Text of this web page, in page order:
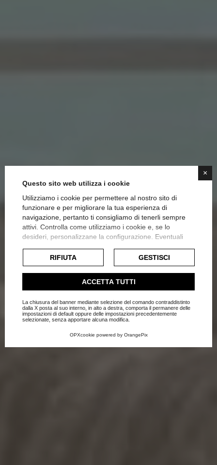
×
Questo sito web utilizza i cookie
Utilizziamo i cookie per permettere al nostro sito di
funzionare e per migliorare la tua esperienza di
navigazione, pertanto ti consigliamo di tenerli sempre
attivi. Controlla come utilizziamo i cookie e, se lo
desideri, personalizzane la configurazione. Eventuali
esclusivamente previa acquisizione del consenso
dell'utente.
Consulta l'informativa cookie completa.
RIFIUTA GESTISCI
ACCETTA TUTTI
La chiusura del banner mediante selezione del comando contraddistinto
dalla X posta al suo interno, in alto a destra, comporta il permanere delle
impostazioni di default oppure delle impostazioni precedentemente
selezionate, senza apportare alcuna modifica.
OPXcookie powered by OrangePix
Arredare per chi è Partito:
Come Proteggere e
“Chiudere” Bene Casa in
Vacanza
Home Blog Consigli